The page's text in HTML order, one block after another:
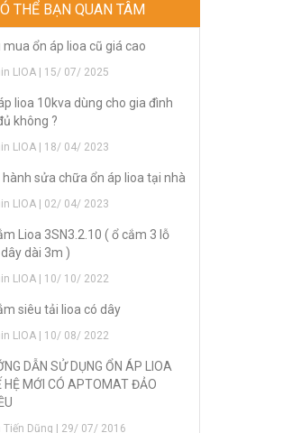
THỂ BẠN QUAN TÂM
mua ổn áp lioa cũ giá cao
LIOA | 15/ 07/ 2025
lioa 10kva dùng cho gia đình
không ?
LIOA | 18/ 04/ 2023
hành sửa chữa ổn áp lioa tại nhà
LIOA | 02/ 04/ 2023
Lioa 3SN3.2.10 ( ổ cắm 3 lỗ
dây dài 3m )
LIOA | 10/ 10/ 2022
siêu tải lioa có dây
LIOA | 10/ 08/ 2022
DẪN SỬ DỤNG ỔN ÁP LIOA
HỆ MỚI CÓ APTOMAT ĐẢO
Tiến Dũng | 29/ 07/ 2016